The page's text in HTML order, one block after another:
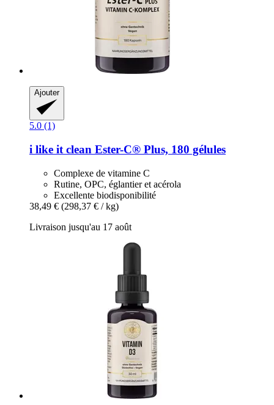
Ajouter
5.0 (1)
i like it clean Ester-​C® Plus, 180 gélules
Complexe de vitamine C
Rutine, OPC, églantier et acérola
Excellente biodisponibilité
38,49 € (298,37 € / kg)
Livraison jusqu'au 17 août